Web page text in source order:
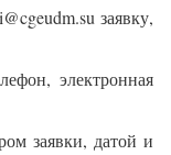
заявку,
электронная
заявки, датой и